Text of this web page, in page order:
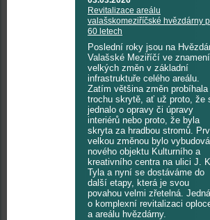
Revitalizace areálu
valašskomeziříčské hvězdárny
60 letech
Poslední roky jsou na
Valašské Meziříčí ve znamení
velkých změn v základní
infrastruktuře celého areálu.
Zatím většina změn probíhala
trochu skrytě, ať už proto, že
jednalo o opravy či úpravy
interiérů nebo proto, že byla
skryta za hradbou stromů.
velkou změnou bylo
nového objektu Kulturního a
kreativního centra na ulici J. K.
Tyla a nyní se dostáváme do
další etapy, která je svou
povahou velmi zřetelná.
o komplexní revitalizaci
a areálu hvězdárny.